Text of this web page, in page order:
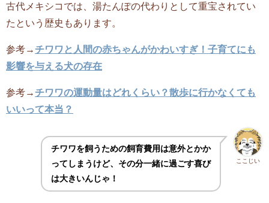
古代メキシコでは、湯たんぽの代わりとして重宝されてい
たという歴史もあります。
参考→チワワと人間の赤ちゃんがかわいすぎ！子育てにも
影響を与える犬の存在
参考→チワワの運動量はどれくらい？散歩に行かなくても
いいって本当？
ここじい
チワワを飼うための飼育費用は意外とかか
ってしまうけど、その分一緒に過ごす喜び
は大きいんじゃ！